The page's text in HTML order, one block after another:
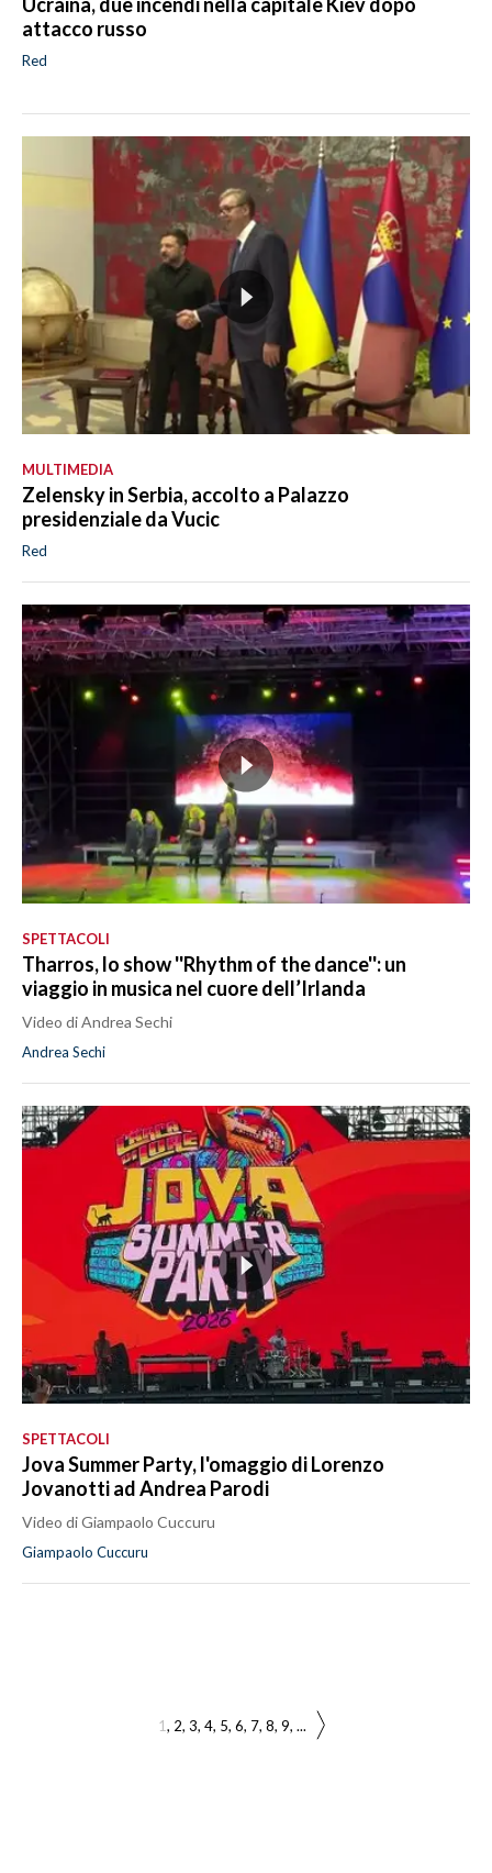
attacco russo
Red
MULTIMEDIA
Zelensky in Serbia, accolto a Palazzo
presidenziale da Vucic
Red
SPETTACOLI
Tharros, lo show ''Rhythm of the dance'': un
viaggio in musica nel cuore dell’Irlanda
Video di Andrea Sechi
Andrea Sechi
SPETTACOLI
Jova Summer Party, l'omaggio di Lorenzo
Jovanotti ad Andrea Parodi
Video di Giampaolo Cuccuru
Giampaolo Cuccuru
1 2 3 4 5 6 7 8 9 ...